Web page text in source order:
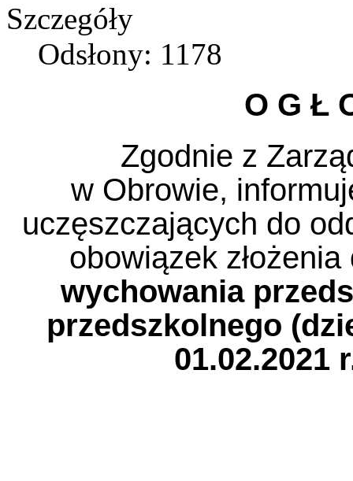
Szczegóły
Odsłony: 1178
O G Ł
Zgodnie z
w Obrowie,
uczęszczających do
obowiązek złożenia
wychowania
przedszkolnego
01.02.2021